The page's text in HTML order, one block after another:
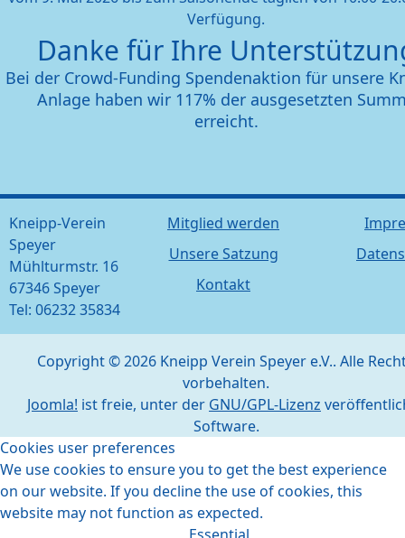
Verfügung.
Danke für Ihre
Bei der Crowd-Funding Spendenaktion für unsere
Anlage haben wir 117% der ausgesetzten
erreicht.
Kneipp-Verein
Speyer
Mühlturmstr. 16
67346 Speyer
Tel: 06232 35834
Mitglied werden
Unsere Satzung
Kontakt
Copyright © 2026 Kneipp Verein Speyer e.V.. Alle
vorbehalten.
Joomla! ist freie, unter der GNU/GPL-Lizenz
Software.
Cookies user preferences
We use cookies to ensure you to get the best experience
on our website. If you decline the use of cookies, this
website may not function as expected.